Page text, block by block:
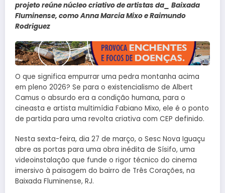
projeto reúne núcleo criativo de artistas da_ Baixada
Fluminense, como Anna Marcia Mixo e Raimundo
Rodriguez
O que significa empurrar uma pedra montanha acima
em pleno 2026? Se para o existencialismo de Albert
Camus o absurdo era a condição humana, para o
cineasta e artista multimídia Fabiano Mixo, ele é o ponto
de partida para uma revolta criativa com CEP definido.
Nesta sexta-feira, dia 27 de março, o Sesc Nova Iguaçu
abre as portas para uma obra inédita de Sísifo, uma
videoinstalação que funde o rigor técnico do cinema
imersivo à paisagem do bairro de Três Corações, na
Baixada Fluminense, RJ.